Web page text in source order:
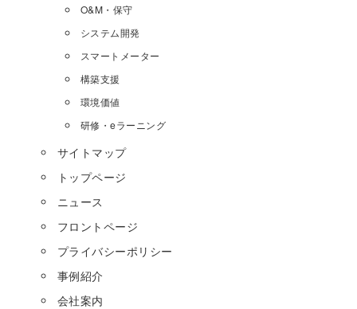
O&M・保守
システム開発
スマートメーター
構築支援
環境価値
研修・eラーニング
サイトマップ
トップページ
ニュース
フロントページ
プライバシーポリシー
事例紹介
会社案内